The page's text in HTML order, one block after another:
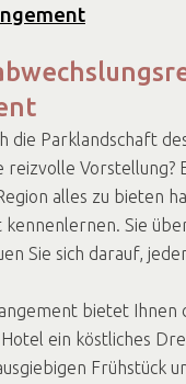
die Parklandschaft
Vorstellung?
alles zu bieten
kennenlernen. Sie
Sie sich darauf,
bietet Ihnen
ein köstliches
Frühstück